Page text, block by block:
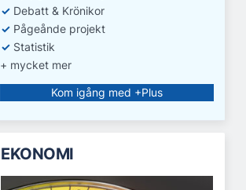
✓ Debatt & Krönikor
✓ Pågeånde projekt
✓ Statistik
+ mycket mer
Kom igång med +Plus
EKONOMI